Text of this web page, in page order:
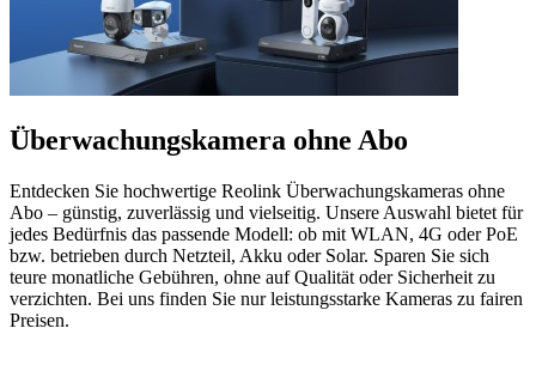
Überwachungskamera ohne Abo
Entdecken Sie hochwertige Reolink Überwachungskameras ohne
Abo – günstig, zuverlässig und vielseitig. Unsere Auswahl bietet für
jedes Bedürfnis das passende Modell: ob mit WLAN, 4G oder PoE
bzw. betrieben durch Netzteil, Akku oder Solar. Sparen Sie sich
teure monatliche Gebühren, ohne auf Qualität oder Sicherheit zu
verzichten. Bei uns finden Sie nur leistungsstarke Kameras zu fairen
Preisen.